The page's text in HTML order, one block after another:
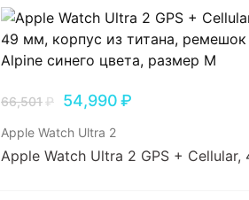
66,501₽ 54,990₽
Apple Watch Ultra 2
Apple Watch Ultra 2 GPS +